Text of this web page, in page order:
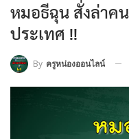
หมอธีฉุน สั่งล่าค
ประเทศ !!
By ครูหน่องออนไลน์